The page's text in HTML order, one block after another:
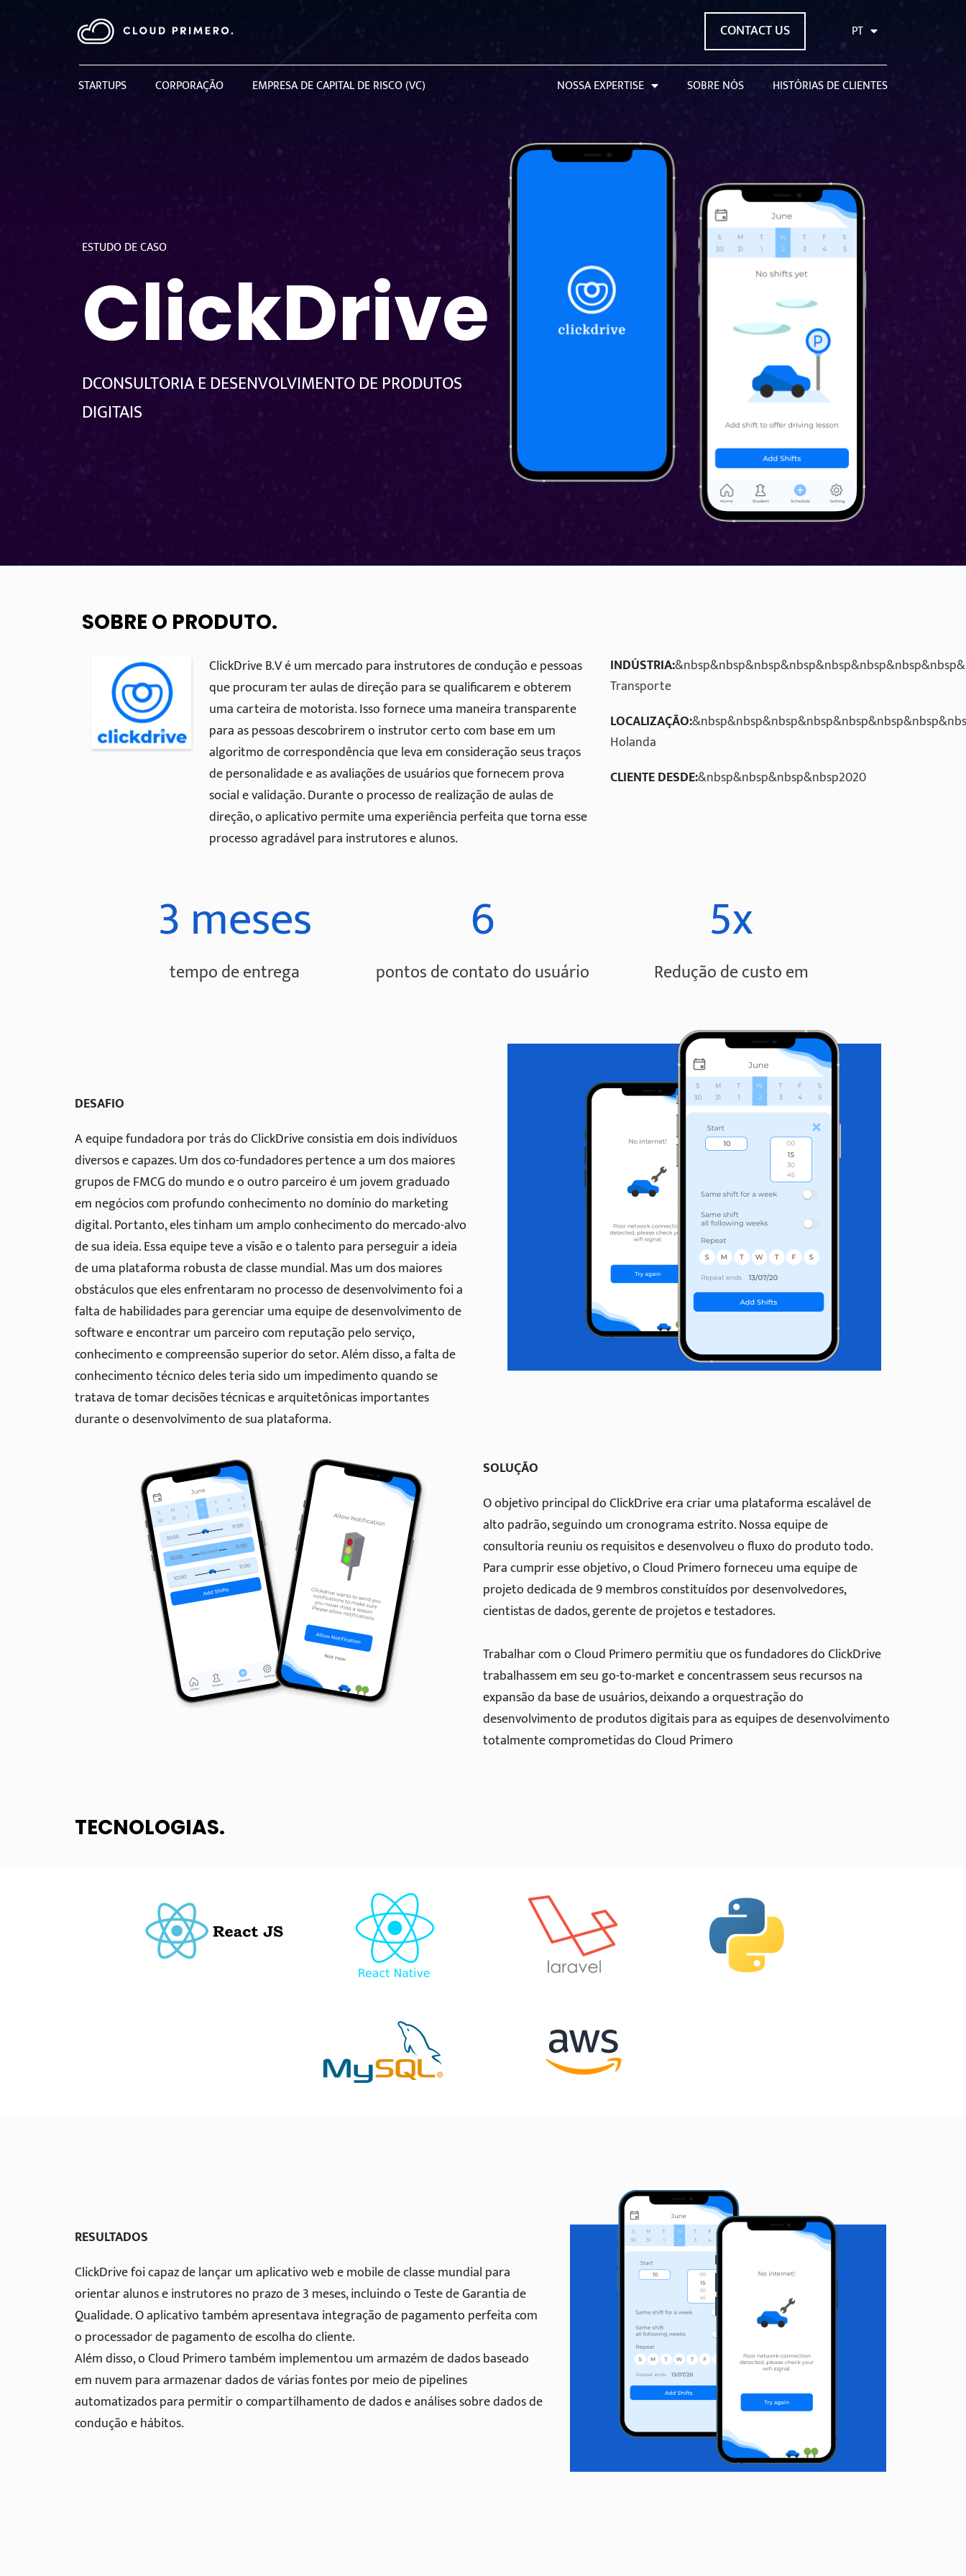
CONTACT US PT
STARTUPS CORPORAÇÃO EMPRESA DE CAPITAL DE RISCO (VC) NOSSA EXPERTISE SOBRE NÓS HISTÓRIAS DE CLIENTES
ESTUDO DE CASO
ClickDrive
DCONSULTORIA E DESENVOLVIMENTO DE PRODUTOS
DIGITAIS
SOBRE O PRODUTO.
ClickDrive B.V é um mercado para instrutores de condução e pessoas
que procuram ter aulas de direção para se qualificarem e obterem
uma carteira de motorista. Isso fornece uma maneira transparente
para as pessoas descobrirem o instrutor certo com base em um
algoritmo de correspondência que leva em consideração seus traços
de personalidade e as avaliações de usuários que fornecem prova
social e validação. Durante o processo de realização de aulas de
direção, o aplicativo permite uma experiência perfeita que torna esse
processo agradável para instrutores e alunos.
INDÚSTRIA:
Transporte
LOCALIZAÇÃO:
Holanda
CLIENTE DESDE:&nbsp&nbsp&nbsp&nbsp2020
3 meses
tempo de entrega
6
pontos de contato do usuário
5x
Redução de custo em
DESAFIO
A equipe fundadora por trás do ClickDrive consistia em dois indivíduos
diversos e capazes. Um dos co-fundadores pertence a um dos maiores
grupos de FMCG do mundo e o outro parceiro é um jovem graduado
em negócios com profundo conhecimento no domínio do marketing
digital. Portanto, eles tinham um amplo conhecimento do mercado-alvo
de sua ideia. Essa equipe teve a visão e o talento para perseguir a ideia
de uma plataforma robusta de classe mundial. Mas um dos maiores
obstáculos que eles enfrentaram no processo de desenvolvimento foi a
falta de habilidades para gerenciar uma equipe de desenvolvimento de
software e encontrar um parceiro com reputação pelo serviço,
conhecimento e compreensão superior do setor. Além disso, a falta de
conhecimento técnico deles teria sido um impedimento quando se
tratava de tomar decisões técnicas e arquitetônicas importantes
durante o desenvolvimento de sua plataforma.
SOLUÇÃO
O objetivo principal do ClickDrive era criar uma plataforma escalável de
alto padrão, seguindo um cronograma estrito. Nossa equipe de
consultoria reuniu os requisitos e desenvolveu o fluxo do produto todo.
Para cumprir esse objetivo, o Cloud Primero forneceu uma equipe de
projeto dedicada de 9 membros constituídos por desenvolvedores,
cientistas de dados, gerente de projetos e testadores.
Trabalhar com o Cloud Primero permitiu que os fundadores do ClickDrive
trabalhassem em seu go-to-market e concentrassem seus recursos na
expansão da base de usuários, deixando a orquestração do
desenvolvimento de produtos digitais para as equipes de desenvolvimento
totalmente comprometidas do Cloud Primero
TECNOLOGIAS.
RESULTADOS
ClickDrive foi capaz de lançar um aplicativo web e mobile de classe mundial para
orientar alunos e instrutores no prazo de 3 meses, incluindo o Teste de Garantia de
Qualidade. O aplicativo também apresentava integração de pagamento perfeita com
o processador de pagamento de escolha do cliente.
Além disso, o Cloud Primero também implementou um armazém de dados baseado
em nuvem para armazenar dados de várias fontes por meio de pipelines
automatizados para permitir o compartilhamento de dados e análises sobre dados de
condução e hábitos.